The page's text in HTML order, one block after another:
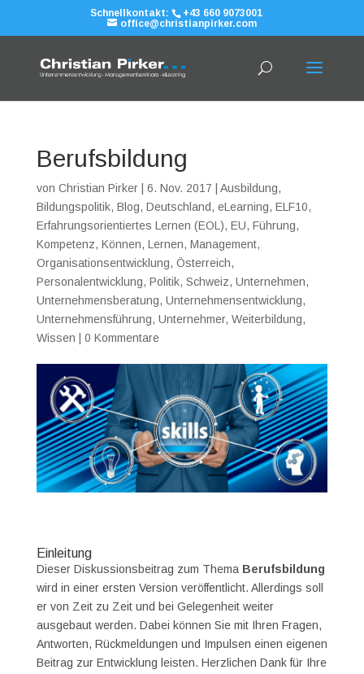
Schnellkontakt:
+43 660 9073001
office@christianpirker.com
Berufsbildung
von Christian Pirker| 6. Nov. 2017 Ausbildung,
Bildungspolitik, Blog, Deutschland, eLearning, ELF10,
Erfahrungsorientiertes Lernen (EOL), EU, Führung,
Kompetenz, Können, Lernen, Management,
Organisationsentwicklung, Österreich,
Personalentwicklung, Politik, Schweiz, Unternehmen,
Unternehmensberatung, Unternehmensentwicklung,
Unternehmensführung, Unternehmer, Weiterbildung,
Wissen
0 Kommentare
Einleitung
Dieser Diskussionsbeitrag zum Thema Berufsbildung
wird in einer ersten Version veröffentlicht. Allerdings soll
er von Zeit zu Zeit und bei Gelegenheit weiter
ausgebaut werden. Dabei können Sie mit Ihren Fragen,
Antworten, Rückmeldungen und Impulsen einen eigenen
Beitrag zur Entwicklung leisten. Herzlichen Dank für Ihre